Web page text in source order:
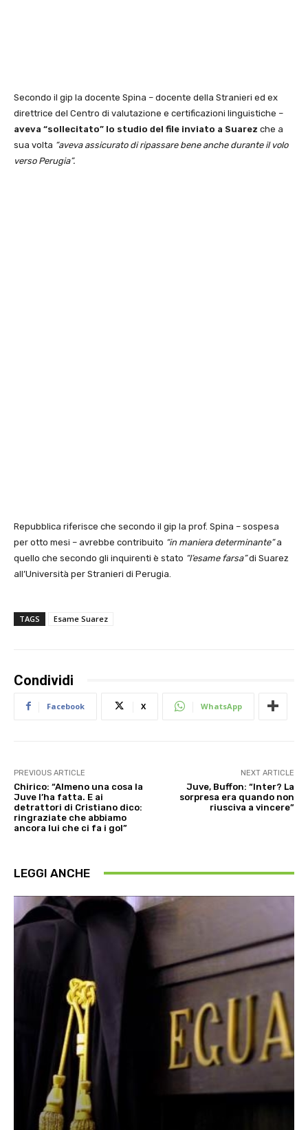
Secondo il gip la docente Spina – docente della Stranieri ed ex
direttrice del Centro di valutazione e certificazioni linguistiche –
aveva “sollecitato” lo studio del file inviato a Suarez che a
sua volta “aveva assicurato di ripassare bene anche durante il volo
verso Perugia”.
Repubblica riferisce che secondo il gip la prof. Spina – sospesa
per otto mesi – avrebbe contribuito “in maniera determinante”a
quello che secondo gli inquirenti è stato “l’esame farsa”di Suarez
all’Università per Stranieri di Perugia.
TAGS Esame Suarez
Condividi
Facebook X WhatsApp
PREVIOUS ARTICLE
Chirico: “Almeno una cosa la
Juve l’ha fatta. E ai
detrattori di Cristiano dico:
ringraziate che abbiamo
ancora lui che ci fa i gol”
NEXT ARTICLE
Juve, Buffon: “Inter? La
sorpresa era quando non
riusciva a vincere”
LEGGI ANCHE